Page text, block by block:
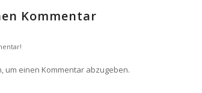
Kommentar
um einen Kommentar abzugeben.